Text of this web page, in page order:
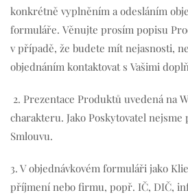
konkrétně vyplněním a odesláním
formuláře. Věnujte prosím popisu
v případě, že budete mít nejasnosti,
objednáním kontaktovat s Vašimi
2. Prezentace Produktů uvedená na
charakteru. Jako Poskytovatel
Smlouvu.
3. V objednávkovém formuláři jako
příjmení nebo firmu, popř. IČ, DIČ,